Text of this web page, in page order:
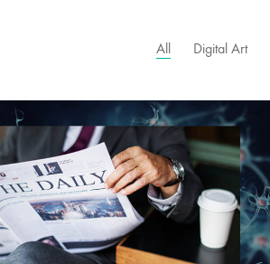
All Digital Art